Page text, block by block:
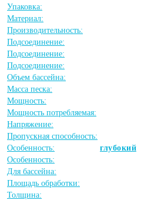
Упаковка:
Материал:
Производительность:
Подсоединение:
Подсоединение:
Подсоединение:
Объем бассейна:
Масса песка:
Мощность:
Мощность потребляемая:
Напряжение:
Пропускная способность:
Особенность:
глубокий
Особенность:
Для бассейна:
Площадь обработки:
Толщина: